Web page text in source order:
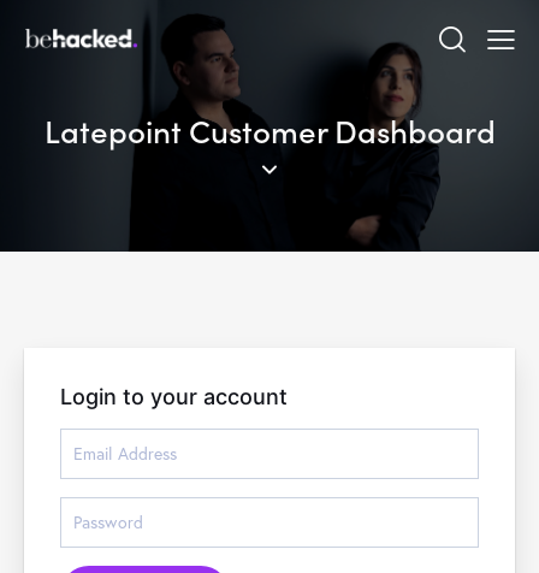
Latepoint Customer Dashboard
Login to your account